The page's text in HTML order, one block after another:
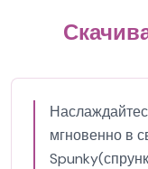
мгновенно в